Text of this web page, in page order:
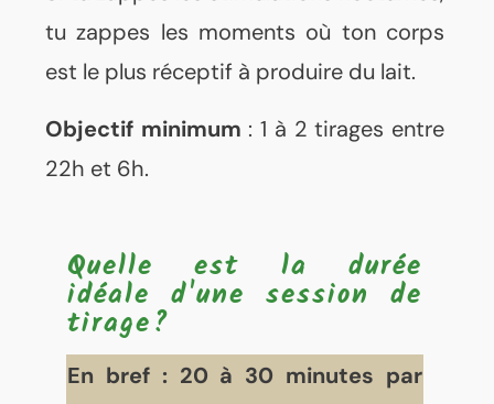
tu zappes les moments où ton corps
est le plus réceptif à produire du lait.
Objectif minimum : 1 à 2 tirages entre
22h et 6h.
Quelle est la durée
idéale d'une session de
tirage?
En bref : 20 à 30 minutes par